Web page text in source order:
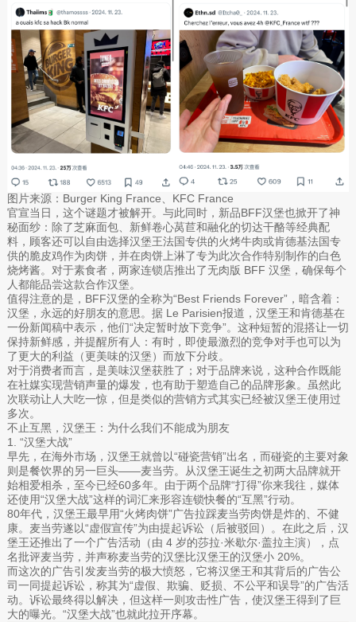
图片来源：Burger King France、KFC France
官宣当日，这个谜题才被解开。与此同时，新品BFF汉堡也掀开了神
秘面纱：除了芝麻面包、新鲜卷心莴苣和融化的切达干酪等经典配
料，顾客还可以自由选择汉堡王法国专供的火烤牛肉或肯德基法国专
供的脆皮鸡作为肉饼，并在肉饼上淋了专为此次合作特别制作的白色
烧烤酱。对于素食者，两家连锁店推出了无肉版 BFF 汉堡，确保每个
人都能品尝这款合作汉堡。
值得注意的是，BFF汉堡的全称为“Best Friends Forever”，暗含着：
汉堡，永远的好朋友的意思。据 Le Parisien报道，汉堡王和肯德基在
一份新闻稿中表示，他们“决定暂时放下竞争”。这种短暂的混搭让一切
保持新鲜感，并提醒所有人：有时，即使最激烈的竞争对手也可以为
了更大的利益（更美味的汉堡）而放下分歧。
对于消费者而言，是美味汉堡获胜了；对于品牌来说，这种合作既能
在社媒实现营销声量的爆发，也有助于塑造自己的品牌形象。虽然此
次联动让人大吃一惊，但是类似的营销方式其实已经被汉堡王使用过
多次。
不止互黑，汉堡王：为什么我们不能成为朋友
1. “汉堡大战”
早先，在海外市场，汉堡王就曾以“碰瓷营销”出名，而碰瓷的主要对象
则是餐饮界的另一巨头——麦当劳。从汉堡王诞生之初两大品牌就开
始相爱相杀，至今已经60多年。由于两个品牌“打得”你来我往，媒体
还使用“汉堡大战”这样的词汇来形容连锁快餐的“互黑”行动。
80年代，汉堡王最早用“火烤肉饼”广告拉踩麦当劳肉饼是炸的、不健
康。麦当劳遂以“虚假宣传”为由提起诉讼（后被驳回）。在此之后，汉
堡王还推出了一个广告活动（由 4 岁的莎拉·米歇尔·盖拉主演），点
名批评麦当劳，并声称麦当劳的汉堡比汉堡王的汉堡小 20%。
而这次的广告引发麦当劳的极大愤怒，它将汉堡王和其背后的广告公
司一同提起诉讼，称其为“虚假、欺骗、贬损、不公平和误导”的广告活
动。诉讼最终得以解决，但这样一则攻击性广告，使汉堡王得到了巨
大的曝光。“汉堡大战”也就此拉开序幕。